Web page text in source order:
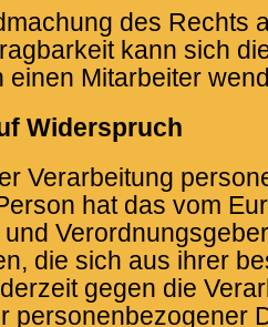
des Rechts
kann sich
einen Mitarbeiter
Widerspruch
Verarbeitung
hat das vom
die sich aus ihrer
gegen die
personenbezogener